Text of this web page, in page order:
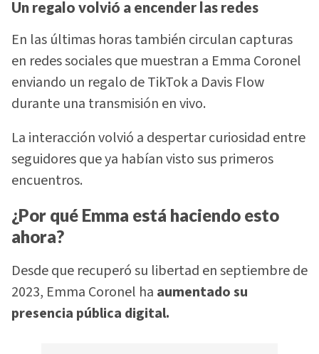
Un regalo volvió a encender las redes
En las últimas horas también circulan capturas
en redes sociales que muestran a Emma Coronel
enviando un regalo de TikTok a Davis Flow
durante una transmisión en vivo.
La interacción volvió a despertar curiosidad entre
seguidores que ya habían visto sus primeros
encuentros.
¿Por qué Emma está haciendo esto
ahora?
Desde que recuperó su libertad en septiembre de
2023, Emma Coronel ha aumentado su
presencia pública digital.